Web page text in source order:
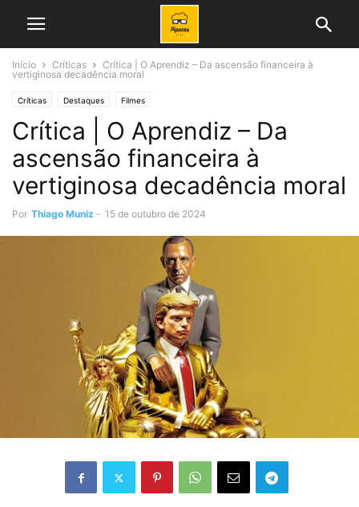
Início Críticas
Crítica | O Aprendiz – Da ascensão financeira à
vertiginosa decadência moral
Críticas Destaques Filmes
Crítica | O Aprendiz – Da
ascensão financeira à
vertiginosa decadência moral
Por Thiago Muniz - 15 de outubro de 2024